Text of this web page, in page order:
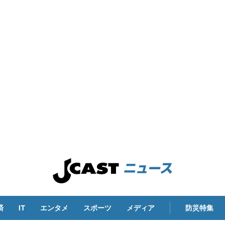
IT エンタメ スポーツ メディア 防災特集